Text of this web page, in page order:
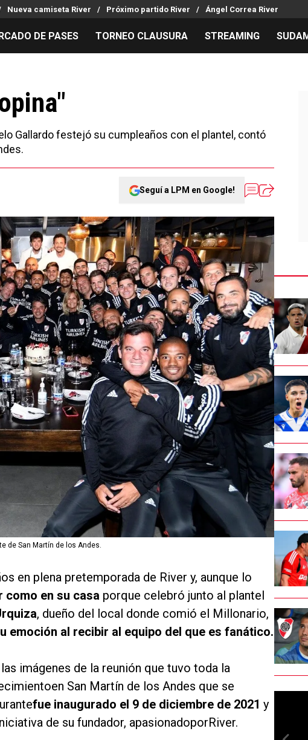
Nueva camiseta River Próximo partido River Ángel Correa River
de Pases
tácticos
Coudet
Los goles de River
Pronósticos
DE PASES TORNEO CLAUSURA STREAMING
Gallardo festejó su cumpleaños con el plantel, contó
Seguí a LPM en Google!
de San Martín de los Andes.
en plena pretemporada de River y, aunque lo
como en su casa porque celebró junto al plantel
, dueño del local donde comió el Millonario,
emoción al recibir al equipo del que es fanático.
imágenes de la reunión que tuvo toda la
San Martín de los Andes que se
fue inaugurado el 9 de diciembre de 2021 y
de su fundador, apasionadoporRiver.